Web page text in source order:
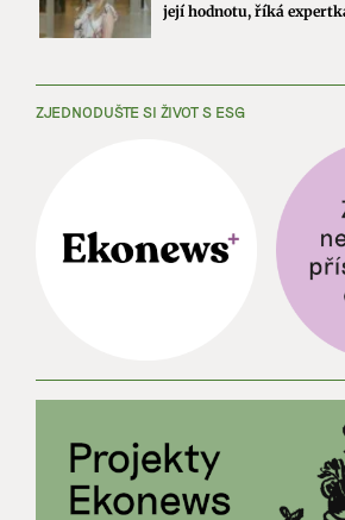
její hodnotu, říká
ZJEDNODUŠTE SI ŽIVOT S ESG